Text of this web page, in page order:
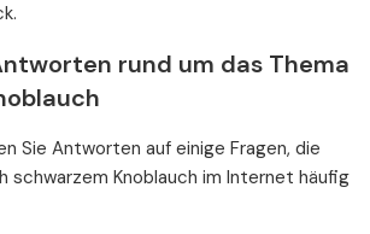
rund um das Thema
Sie Antworten auf einige Fragen, die
schwarzem Knoblauch im Internet häufig